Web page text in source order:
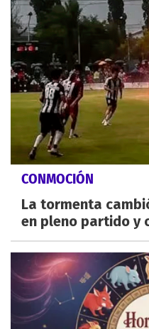
CONMOCIÓN
La tormenta
en pleno partido y